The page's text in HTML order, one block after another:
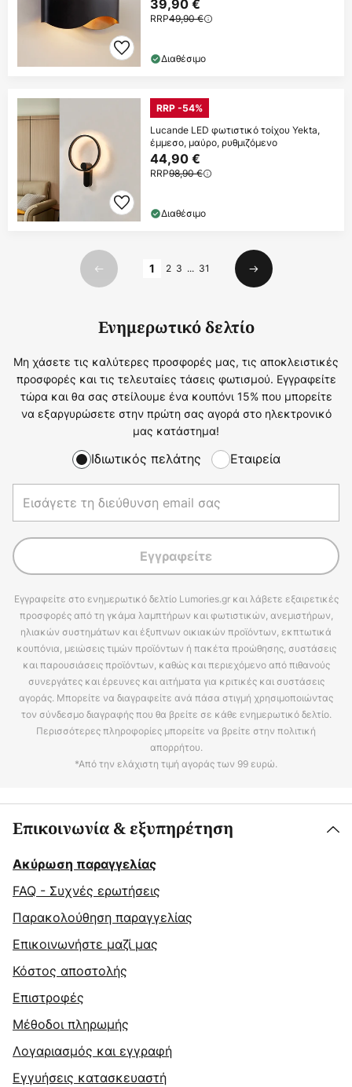
39,90 €
RRP49,90 €
Διαθέσιμο
RRP -54%
Lucande LED φωτιστικό τοίχου Yekta,
έμμεσο, μαύρο, ρυθμιζόμενο
44,90 €
RRP98,90 €
Διαθέσιμο
Προηγούμενο
1 2 3 ... 31
Επόμενο
Ενημερωτικό δελτίο
Μη χάσετε τις καλύτερες προσφορές μας, τις αποκλειστικές
προσφορές και τις τελευταίες τάσεις φωτισμού. Εγγραφείτε
τώρα και θα σας στείλουμε ένα κουπόνι 15% που μπορείτε
να εξαργυρώσετε στην πρώτη σας αγορά στο ηλεκτρονικό
μας κατάστημα!
Ιδιωτικός πελάτης Εταιρεία
Εγγραφείτε
Εγγραφείτε στο ενημερωτικό δελτίο Lumories.gr και λάβετε εξαιρετικές
προσφορές από τη γκάμα λαμπτήρων και φωτιστικών, ανεμιστήρων,
ηλιακών συστημάτων και έξυπνων οικιακών προϊόντων, εκπτωτικά
κουπόνια, μειώσεις τιμών προϊόντων ή πακέτα προώθησης, συστάσεις
και παρουσιάσεις προϊόντων, καθώς και περιεχόμενο από πιθανούς
συνεργάτες και έρευνες και αιτήματα για κριτικές και συστάσεις
αγοράς. Μπορείτε να διαγραφείτε ανά πάσα στιγμή χρησιμοποιώντας
τον σύνδεσμο διαγραφής που θα βρείτε σε κάθε ενημερωτικό δελτίο.
Περισσότερες πληροφορίες μπορείτε να βρείτε στην πολιτική
απορρήτου.
*Από την ελάχιστη τιμή αγοράς των 99 ευρώ.
Επικοινωνία & εξυπηρέτηση
Ακύρωση παραγγελίας
FAQ - Συχνές ερωτήσεις
Παρακολούθηση παραγγελίας
Επικοινωνήστε μαζί μας
Κόστος αποστολής
Επιστροφές
Μέθοδοι πληρωμής
Λογαριασμός και εγγραφή
Εγγυήσεις κατασκευαστή